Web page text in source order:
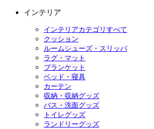
インテリア
インテリアカテゴリすべて
クッション
ルームシューズ・スリッパ
ラグ・マット
ブランケット
ベッド・寝具
カーテン
収納・収納グッズ
バス・洗面グッズ
トイレグッズ
ランドリーグッズ